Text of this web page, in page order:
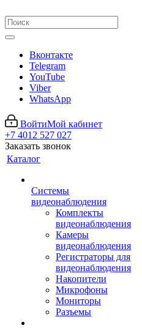
Вконтакте
Telegram
YouTube
Viber
WhatsApp
ВойтиМой кабинет
+7 4012 527 027
Заказать звонок
Каталог
Системы
видеонаблюдения
Комплекты
видеонаблюдения
Камеры
видеонаблюдения
Регистраторы для
видеонаблюдения
Накопители
Микрофоны
Мониторы
Разъемы